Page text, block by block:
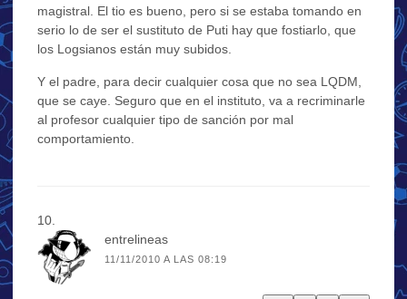
magistral. El tio es bueno, pero si se estaba tomando en
serio lo de ser el sustituto de Puti hay que fostiarlo, que
los Logsianos están muy subidos.
Y el padre, para decir cualquier cosa que no sea LQDM,
que se caye. Seguro que en el instituto, va a recriminarle
al profesor cualquier tipo de sanción por mal
comportamiento.
entrelineas
11/11/2010 A LAS 08:19